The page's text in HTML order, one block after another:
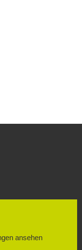
ansehen